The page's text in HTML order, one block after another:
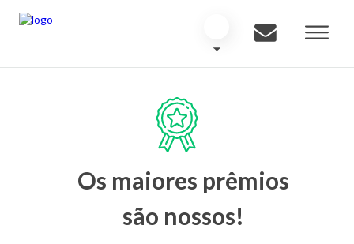
Os maiores prêmios
são nossos!